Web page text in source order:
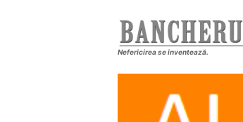
Nefericirea se inventează.